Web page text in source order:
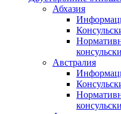
Абхазия
Австралия